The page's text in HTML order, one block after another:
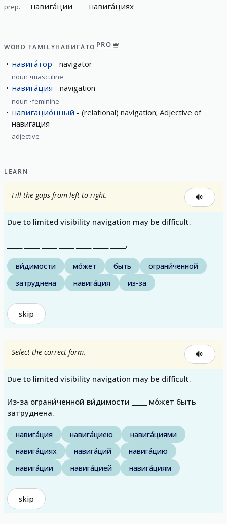
prep. навига́ции навига́циях
WORD FAMILYНАВИГА́ТОРPRO
навига́тор navigator
noun masculine
навига́ция navigation
noun feminine
навигацио́нный
(relational) navigation; Adjective of
навигация
adjective
LEARN
Fill the gaps from left to right.
Due to limited visibility navigation may be difficult.
_____ _____ _____ _____ _____ _____ _____.
ви́димости мо́жет быть
ограни́ченной
затруднена
навига́ция из-за
skip
Select the correct form.
Due to limited visibility navigation may be difficult.
Из-за ограни́ченной ви́димости _____ мо́жет быть
затруднена.
навига́ция навига́циею
навига́циями
навига́циях
навига́ций
навига́цию
навига́ции
навига́цией навига́циям
skip